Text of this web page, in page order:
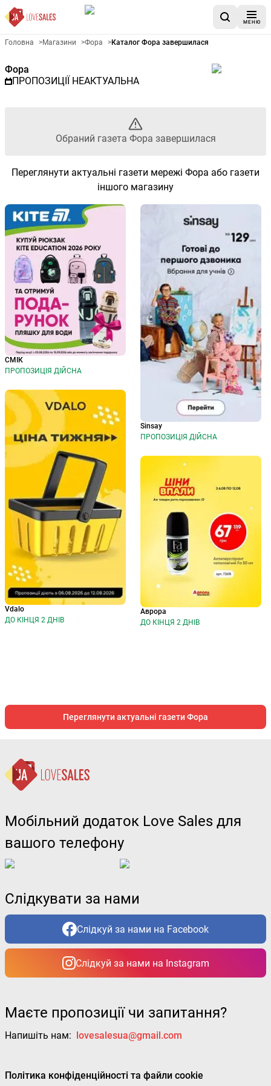
МЕНЮ
Рекламна газета Фора -
Головна >Магазини >Фора >Каталог Фора завершилася
Фора
ПРОПОЗИЦІЇ НЕАКТУАЛЬНА
Обраний газета Фора завершилася
Переглянути актуальні газети мережі Фора або газети
іншого магазину
СМІК
ПРОПОЗИЦІЯ ДІЙСНА
Vdalo
ДО КІНЦЯ 2 ДНІВ
Sinsay
ПРОПОЗИЦІЯ ДІЙСНА
Аврора
ДО КІНЦЯ 2 ДНІВ
Переглянути актуальні газети Фора
Мобільний додаток Love Sales для
вашого телефону
Слідкувати за нами
Слідкуй за нами на Facebook
Слідкуй за нами на Instagram
Маєте пропозиції чи запитання?
Напишіть нам: lovesalesua@gmail.com
Політика конфіденційності та файли cookie